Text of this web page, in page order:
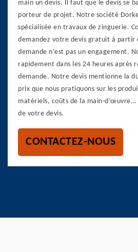
main un devis. Il faut que le devis se
porteur de projet. Notre société
spécialisée en travaux de zinguerie.
demandez votre devis gratuit à partir
demande n’est pas un engagement.
rapidement dans les 24 heures après
demande. Notre devis mentionne la
prix que nous pratiquons sur les
matériels, coûts de la main-
de votre devis.
CONTACTEZ-NOUS